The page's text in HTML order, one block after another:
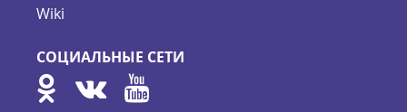
Wiki
СОЦИАЛЬНЫЕ СЕТИ